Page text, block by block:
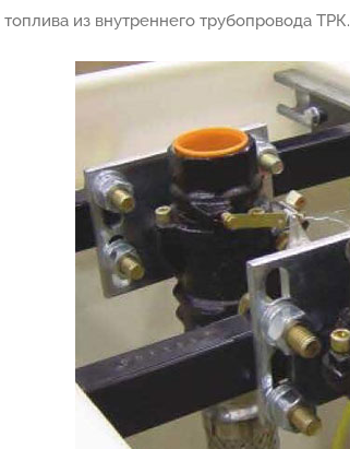
топлива из внутреннего трубопровода ТРК.